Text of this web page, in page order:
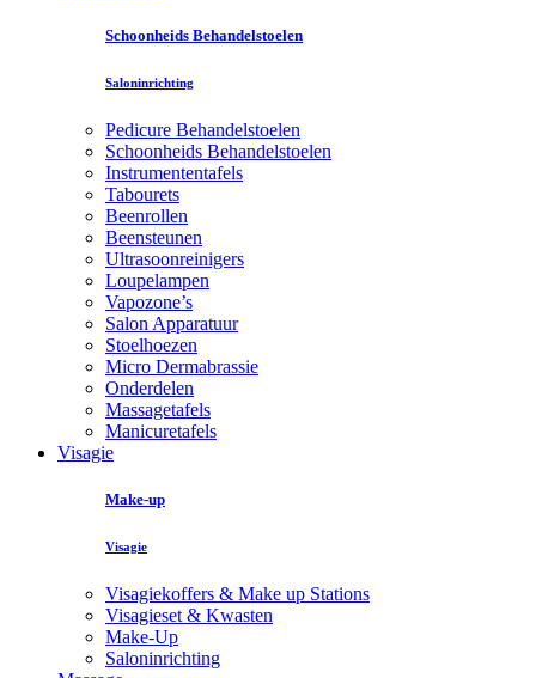
Schoonheids Behandelstoelen
Saloninrichting
Pedicure Behandelstoelen
Schoonheids Behandelstoelen
Instrumententafels
Tabourets
Beenrollen
Beensteunen
Ultrasoonreinigers
Loupelampen
Vapozone’s
Salon Apparatuur
Stoelhoezen
Micro Dermabrassie
Onderdelen
Massagetafels
Manicuretafels
Visagie
Make-up
Visagie
Visagiekoffers & Make up Stations
Visagieset & Kwasten
Make-Up
Saloninrichting